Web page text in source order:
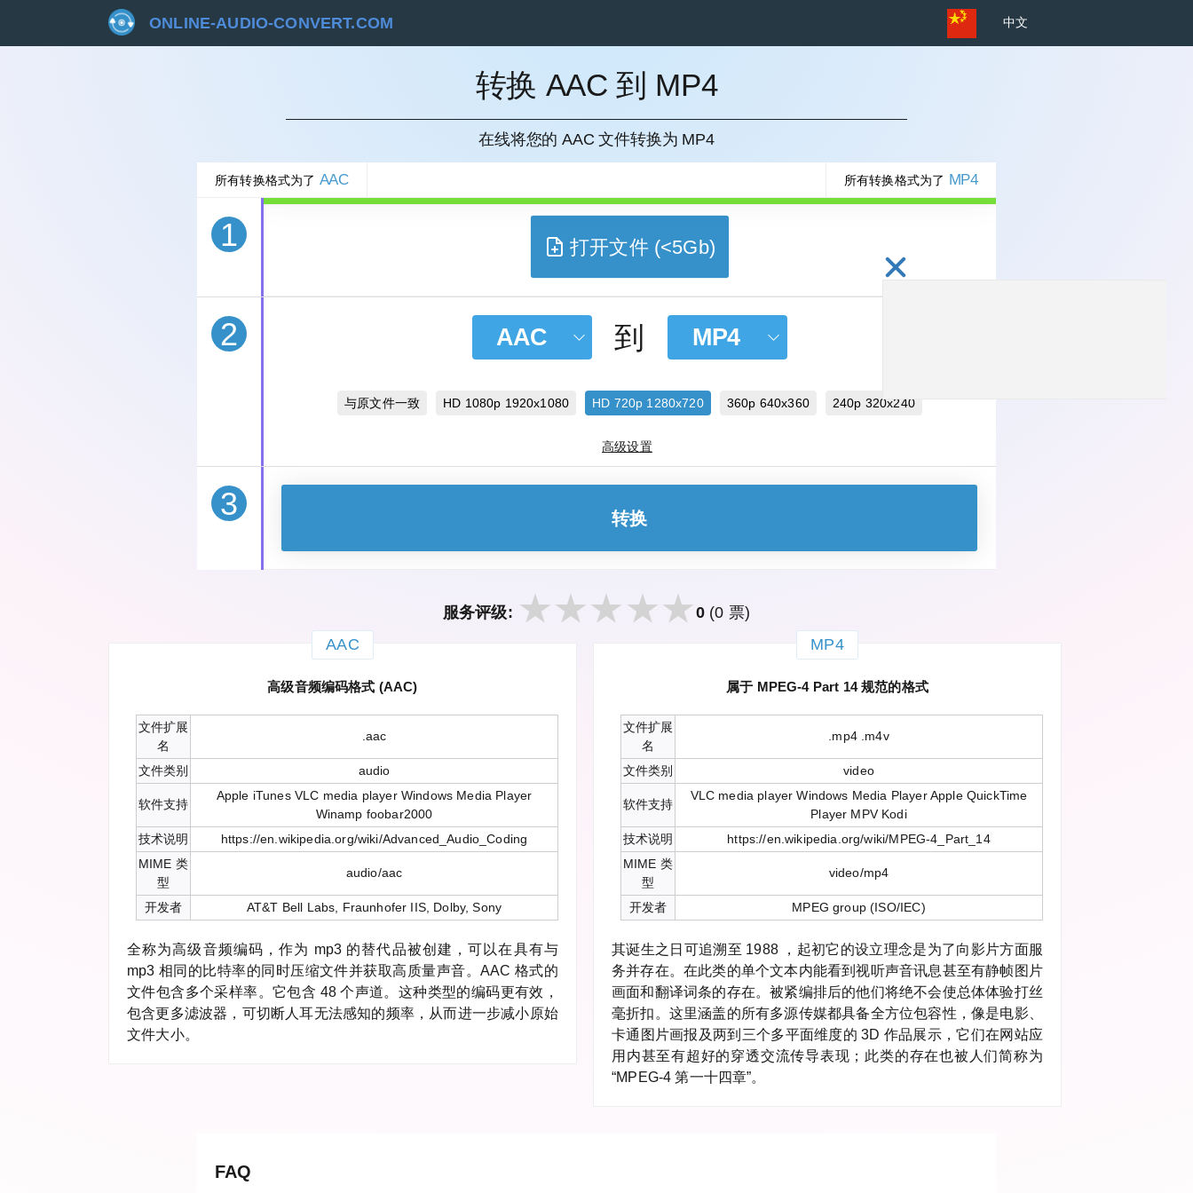
ONLINE-AUDIO-CONVERT.COM 中文
转换 AAC 到 MP4
在线将您的 AAC 文件转换为 MP4
所有转换格式为了 AAC 所有转换格式为了 MP4
1
取消
打开文件 (<5Gb)
2 AAC 到 MP4
与原文件一致 HD 1080p 1920x1080 HD 720p 1280x720 360p 640x360 240p 320x240
高级设置
3 转换
服务评级: 0 (0 票)
AAC
高级音频编码格式 (AAC)
文件扩展
名
.aac
文件类别 audio
软件支持
Apple iTunes VLC media player Windows Media Player
Winamp foobar2000
技术说明
https://en.wikipedia.org/wiki/Advanced_Audio_Coding
MIME 类
型
audio/aac
开发者 AT&T Bell Labs, Fraunhofer IIS, Dolby, Sony
全称为高级音频编码，作为 mp3 的替代品被创建，可以在具有与
mp3 相同的比特率的同时压缩文件并获取高质量声音。AAC 格式的
文件包含多个采样率。它包含 48 个声道。这种类型的编码更有效，
包含更多滤波器，可切断人耳无法感知的频率，从而进一步减小原始
文件大小。
MP4
属于 MPEG-4 Part 14 规范的格式
文件扩展
名
.mp4 .m4v
文件类别 video
软件支持
VLC media player Windows Media Player Apple QuickTime
Player MPV Kodi
技术说明
https://en.wikipedia.org/wiki/MPEG-4_Part_14
MIME 类
型
video/mp4
开发者 MPEG group (ISO/IEC)
其诞生之日可追溯至 1988 ，起初它的设立理念是为了向影片方面服
务并存在。在此类的单个文本内能看到视听声音讯息甚至有静帧图片
画面和翻译词条的存在。被紧编排后的他们将绝不会使总体体验打丝
毫折扣。这里涵盖的所有多源传媒都具备全方位包容性，像是电影、
卡通图片画报及两到三个多平面维度的 3D 作品展示，它们在网站应
用内甚至有超好的穿透交流传导表现；此类的存在也被人们简称为
“MPEG-4 第一十四章”。
FAQ